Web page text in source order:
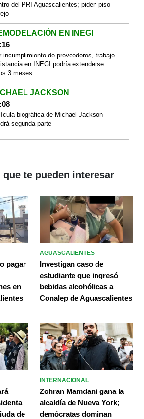
del PRI Aguascalientes; piden piso
EN INEGI
incumplimiento de proveedores, trabajo
en INEGI podría extenderse
3 meses
JACKSON
biográfica de Michael Jackson
segunda parte
te pueden interesar
pagar
en
AGUASCALIENTES
Investigan caso de
estudiante que ingresó
bebidas alcohólicas a
Conalep de Aguascalientes
de
INTERNACIONAL
Zohran Mamdani gana la
alcaldía de Nueva York;
demócratas dominan